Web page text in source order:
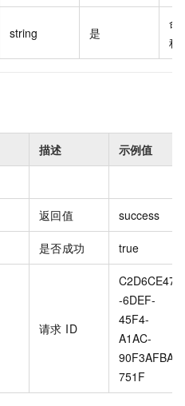
string 是
命
称
描述 示例值
返回值 success
是否成功 true
请求 ID
C2D6CE47
-6DEF-
45F4-
A1AC-
90F3AFBA
751F